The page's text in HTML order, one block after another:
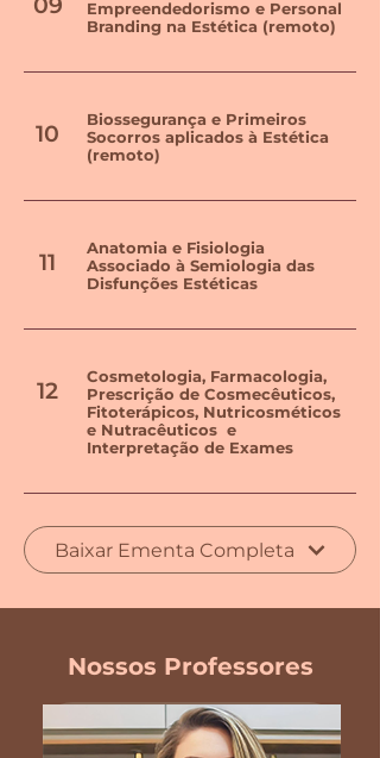
Nossos Professores
Empreendedorismo e Personal
Branding na Estética (remoto)
10
Biossegurança e Primeiros
Socorros aplicados à Estética
(remoto)
11
Anatomia e Fisiologia
Associado à Semiologia das
Disfunções Estéticas
12
Cosmetologia, Farmacologia,
Prescrição de Cosmecêuticos,
Fitoterápicos, Nutricosméticos
e Nutracêuticos e
Interpretação de Exames
Baixar Ementa Completa